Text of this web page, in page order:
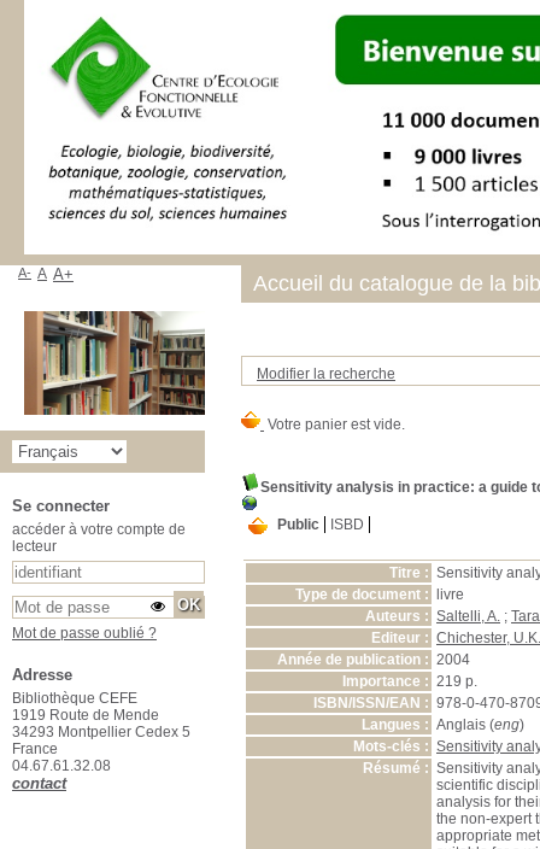
Modifier la recherche
Sensitivity analysis in practice: a guide
Public ISBD
Titre : Sensitivity
Type de document :
livre
Auteurs : Saltelli, A. ;
Editeur : Chichester,
Année de publication : 2004
Importance : 219 p.
ISBN/ISSN/EAN : 978-0-470-
Langues : Anglais (eng)
Mots-clés : Sensitivity
Résumé : Sensitivity
scientific
analysis for
the non-expert
appropriate
Accueil du catalogue de la
A- A A+
Se connecter
accéder à votre compte de
lecteur
Mot de passe oublié ?
Adresse
Bibliothèque CEFE
1919 Route de Mende
34293 Montpellier Cedex 5
France
04.67.61.32.08
contact